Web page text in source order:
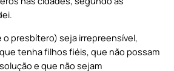
o presbítero) seja irrepreensível,
tenha filhos fiéis, que não possam
e que não sejam